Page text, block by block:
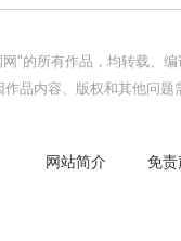
"的所有作品，均转载、
品内容、版权和其他问
网站简介 免责